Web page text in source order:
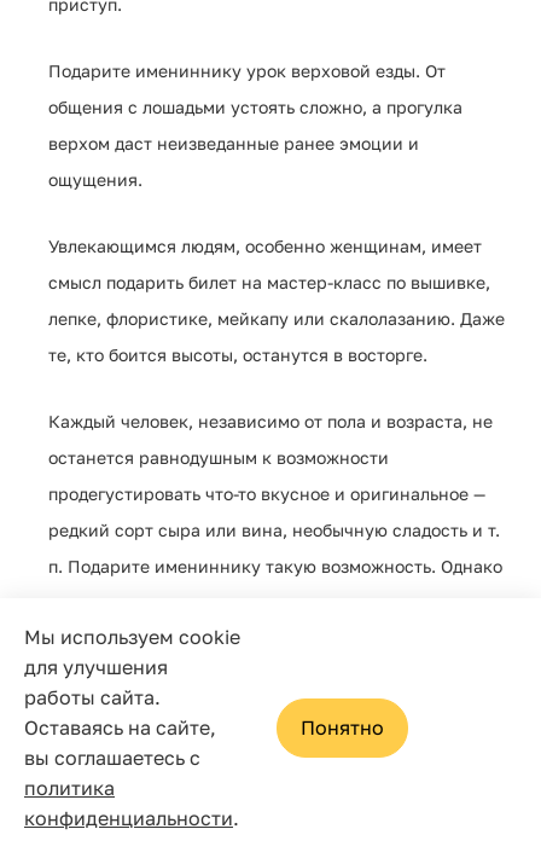
приступ.
Подарите имениннику урок верховой езды. От
общения с лошадьми устоять сложно, а прогулка
верхом даст неизведанные ранее эмоции и
ощущения.
Увлекающимся людям, особенно женщинам, имеет
смысл подарить билет на мастер-класс по вышивке,
лепке, флористике, мейкапу или скалолазанию. Даже
те, кто боится высоты, останутся в восторге.
Каждый человек, независимо от пола и возраста, не
останется равнодушным к возможности
продегустировать что-то вкусное и оригинальное —
редкий сорт сыра или вина, необычную сладость и т.
п. Подарите имениннику такую возможность. Однако
следует знакомить его с вином, даже самым дорогим.
Необычный подарок на юбилей, который точно
надолго запомнится — приглашение принять участие в
сплаве на байдарках. Активный отдых, еда на свежем
Мы используем cookie
для улучшения
работы сайта.
Оставаясь на сайте,
вы соглашаетесь с
политика
конфиденциальности.
Понятно